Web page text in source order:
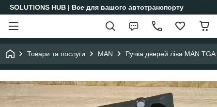
SOLUTIONS HUB | Все для вашого автотранспорту
Товари та послуги MAN Ручка дверей ліва MAN